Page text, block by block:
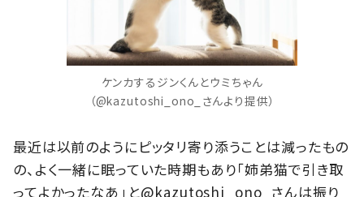
ケンカするジンくんとウミちゃん
（@kazutoshi_ono_さんより提供）
最近は以前のようにピッタリ寄り添うことは減ったもの
の、よく一緒に眠っていた時期もあり「姉弟猫で引き取
ってよかったなあ」と@kazutoshi_ono_さんは振り